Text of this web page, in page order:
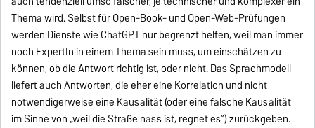
Thema wird. Selbst für Open-Book- und Open-Web-Prüfungen
werden Dienste wie ChatGPT nur begrenzt helfen, weil man immer
noch ExpertIn in einem Thema sein muss, um einschätzen zu
können, ob die Antwort richtig ist, oder nicht. Das Sprachmodell
liefert auch Antworten, die eher eine Korrelation und nicht
notwendigerweise eine Kausalität (oder eine falsche Kausalität
im Sinne von „weil die Straße nass ist, regnet es“) zurückgeben.